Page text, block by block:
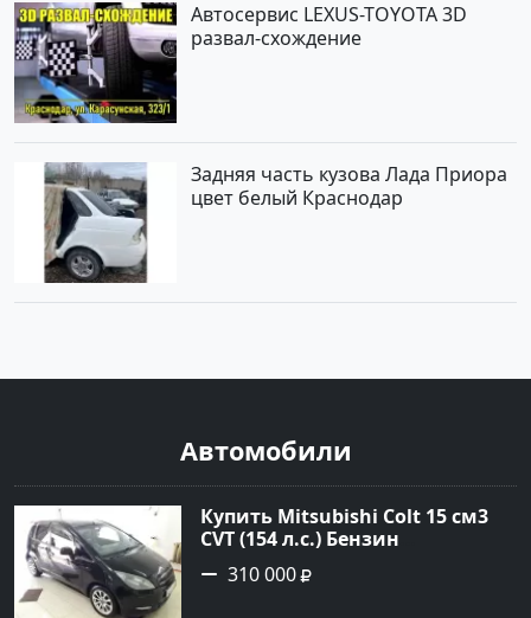
Автосервис LEXUS-TOYOTA 3D
развал-схождение
Задняя часть кузова Лада Приора
цвет белый Краснодар
Автомобили
Купить Mitsubishi Colt 15 см3
CVT (154 л.с.) Бензин
турбонаддув в Краснодар:
цвет Чёрный металик Хетчбэк
310 000